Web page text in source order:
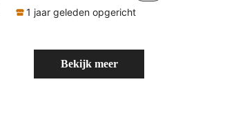
1 jaar geleden opgericht
Bekijk meer